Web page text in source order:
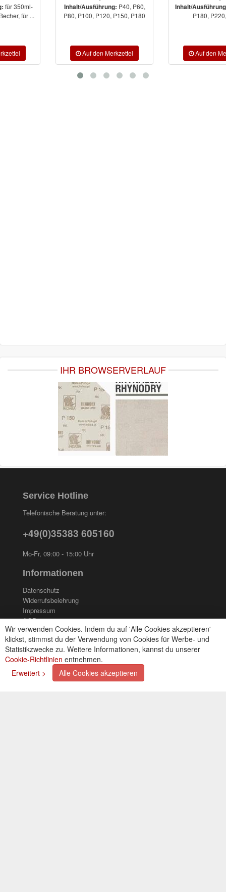
Inhalt/Ausführung:P40, P60,
P80, P100, P120, P150, P180
Inhalt/Ausführung:P80, P120,
P180, P220, P320
IHR BROWSERVERLAUF
Wir verwenden Cookies. Indem du auf 'Alle Cookies akzeptieren'
klickst, stimmst du der Verwendung von Cookies für Werbe- und
Statistikzwecke zu. Weitere Informationen, kannst du unserer
Cookie-Richtlinien entnehmen.
Erweitert >
Alle Cookies akzeptieren
Service Hotline
Telefonische Beratung unter:
+49(0)35383 605160
Mo-Fr, 09:00 - 15:00 Uhr
Informationen
Datenschutz
Widerrufsbelehrung
Impressum
AGB
Kontakt
Cookies einstellungen
Zahlungsarten